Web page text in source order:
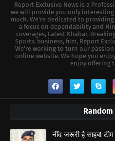
Report Exclusive News is a
we will provide you only
much. We're dedicated to
a focus on dependability and
coverages, Latest Khabar,
Sports, business, film, Report
We're working to turn our
online website. We hope you
enjoy offering
नींद जरूरी है साहब! टीम